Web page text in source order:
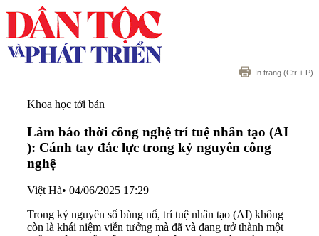
In trang (Ctr + P)
Khoa học tới bản
Làm báo thời công nghệ trí tuệ nhân tạo (AI
): Cánh tay đắc lực trong kỷ nguyên công
nghệ
Việt Hà• 04/06/2025 17:29
Trong kỷ nguyên số bùng nổ, trí tuệ nhân tạo (AI) không
còn là khái niệm viễn tưởng mà đã và đang trở thành một